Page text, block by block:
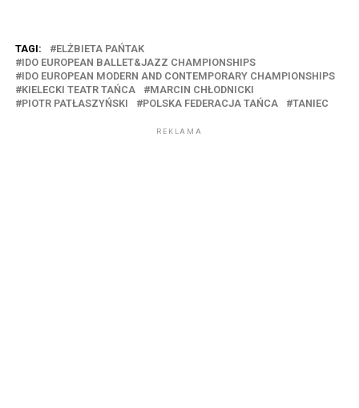
TAGI:
ELŻBIETA PAŃTAK
IDO EUROPEAN BALLET&JAZZ CHAMPIONSHIPS
IDO EUROPEAN MODERN AND CONTEMPORARY CHAMPIONSHIPS
KIELECKI TEATR TAŃCA
MARCIN CHŁODNICKI
PIOTR PATŁASZYŃSKI
POLSKA FEDERACJA TAŃCA TANIEC
REKLAMA